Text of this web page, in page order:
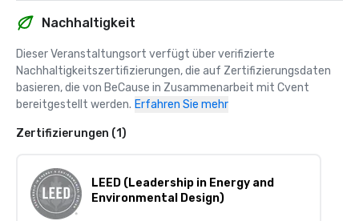
Nachhaltigkeit
Dieser Veranstaltungsort verfügt über verifizierte
Nachhaltigkeitszertifizierungen, die auf Zertifizierungsdaten
basieren, die von BeCause in Zusammenarbeit mit Cvent
bereitgestellt werden. Erfahren Sie mehr
Zertifizierungen (1)
LEED (Leadership in Energy and
Environmental Design)